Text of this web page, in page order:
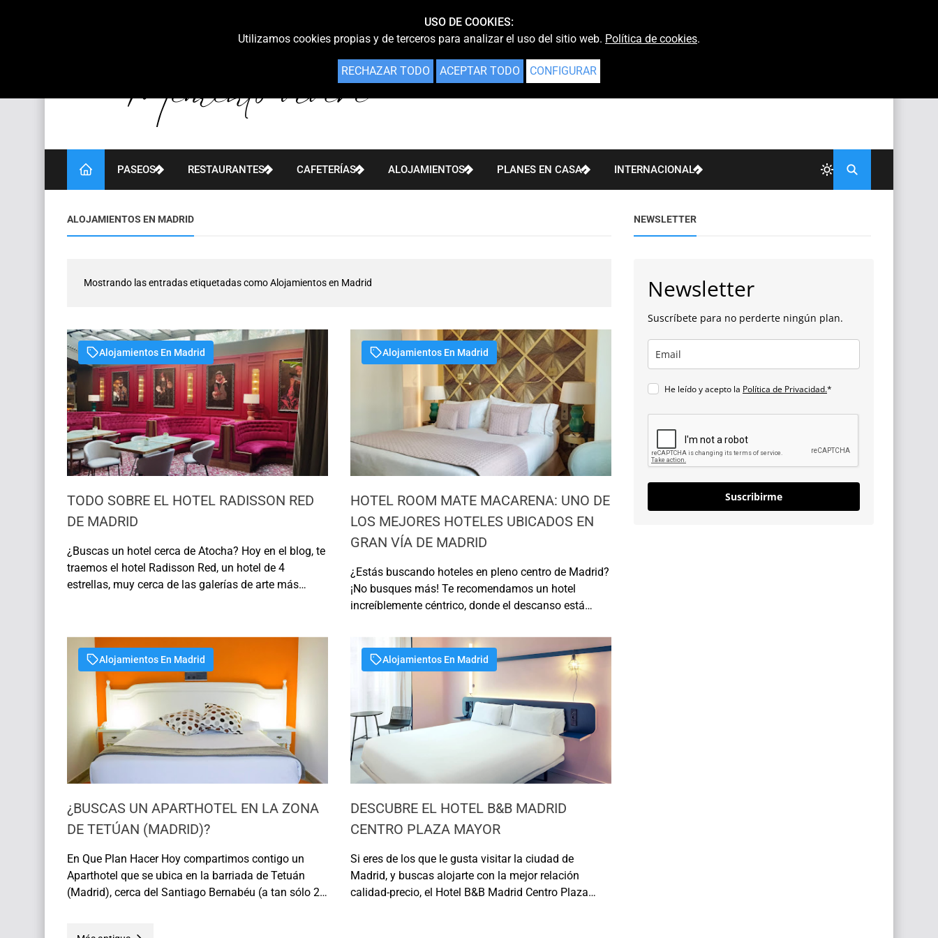
PASEOS RESTAURANTES CAFETERÍAS ALOJAMIENTOS PLANES EN CASA INTERNACIONAL
ALOJAMIENTOS EN MADRID
Mostrando las entradas etiquetadas comoAlojamientos en Madrid
Alojamientos En Madrid
TODO SOBRE EL HOTEL RADISSON RED
DE MADRID
¿Buscas un hotel cerca de Atocha? Hoy en el blog, te
traemos el hotel Radisson Red, un hotel de 4
estrellas, muy cerca de las galerías de arte más
deta…
Alojamientos En Madrid
HOTEL ROOM MATE MACARENA: UNO DE
LOS MEJORES HOTELES UBICADOS EN
GRAN VÍA DE MADRID
¿Estás buscando hoteles en pleno centro de Madrid?
¡No busques más! Te recomendamos un hotel
increíblemente céntrico, donde el descanso está
continuación… Atribución: Que Plan Hacer Hoy.
Fuente: Elabor…
Alojamientos En Madrid
¿BUSCAS UN APARTHOTEL EN LA ZONA
DE TETÚAN (MADRID)?
En Que Plan Hacer Hoy compartimos contigo un
Aparthotel que se ubica en la barriada de Tetuán
(Madrid), cerca del Santiago Bernabéu (a tan sólo 20
Alojamientos En Madrid
DESCUBRE EL HOTEL B&B MADRID
CENTRO PLAZA MAYOR
Si eres de los que le gusta visitar la ciudad de
Madrid, y buscas alojarte con la mejor relación
calidad-precio, el Hotel B&B Madrid Centro Plaza
NEWSLETTER
Newsletter
Suscríbete para no perderte ningún plan.
He leído y acepto la Política de Privacidad.*
Suscribirme
USO DE COOKIES:
Utilizamos cookies propias y de terceros para analizar el uso del sitio web. Política de cookies.
RECHAZAR TODO ACEPTAR TODO CONFIGURAR